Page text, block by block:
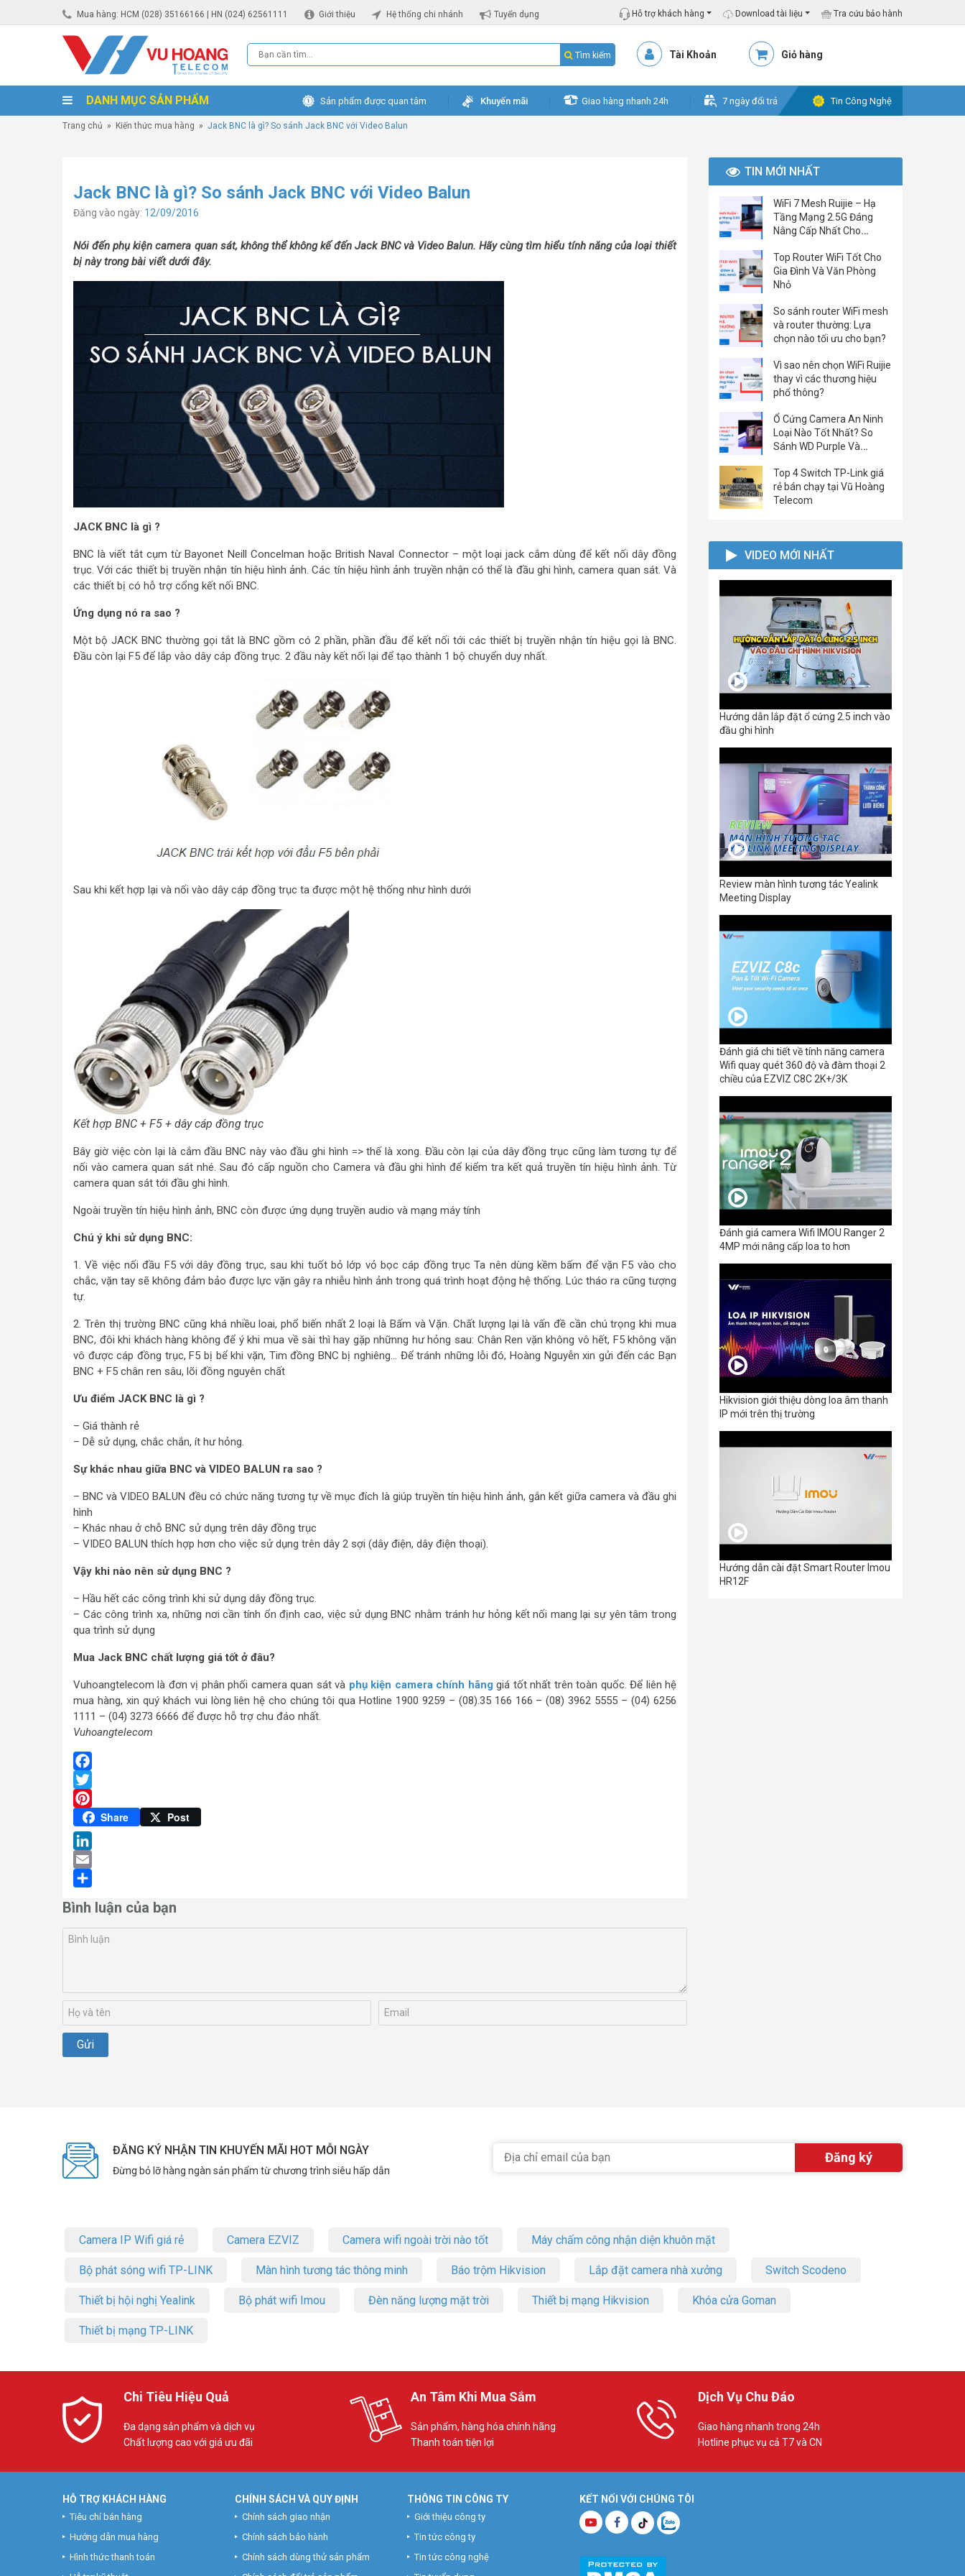
Mua hàng: HCM (028) 35166166 | HN (024) 62561111 Giới thiệu Hệ thống chi nhánh Tuyển dụng Hỗ trợ khách hàng Download tài liệu Tra cứu bảo hành
Tìm kiếm Tài Khoản Giỏ hàng
DANH MỤC SẢN PHẨM Sản phẩm được quan tâm Khuyến mãi Giao hàng nhanh 24h 7 ngày đổi trả Tin Công Nghệ
Trang chủ » Kiến thức mua hàng » Jack BNC là gì? So sánh Jack BNC với Video Balun
Jack BNC là gì? So sánh Jack BNC với Video Balun
Đăng vào ngày: 12/09/2016
Nói đến phụ kiện camera quan sát, không thể không kế đến Jack BNC và Video Balun. Hãy cùng tìm hiểu tính năng của loại thiết
bị này trong bài viết dưới đây.
JACK BNC là gì ?
BNC là viết tắt cụm từ Bayonet Neill Concelman hoặc British Naval Connector – một loại jack cắm dùng để kết nối dây đồng
trục. Với các thiết bị truyền nhận tín hiệu hình ảnh. Các tín hiệu hình ảnh truyền nhận có thể là đầu ghi hình, camera quan sát. Và
các thiết bị có hỗ trợ cổng kết nối BNC.
Ứng dụng nó ra sao ?
Một bộ JACK BNC thường gọi tắt là BNC gồm có 2 phần, phần đầu để kết nối tới các thiết bị truyền nhận tín hiệu gọi là BNC.
Đầu còn lại F5 để lắp vào dây cáp đồng trục. 2 đầu này kết nối lại để tạo thành 1 bộ chuyển duy nhất.
Sau khi kết hợp lại và nối vào dây cáp đồng trục ta được một hệ thống như hình dưới
Kết hợp BNC + F5 + dây cáp đồng trục
Bây giờ việc còn lại là cắm đầu BNC này vào đầu ghi hình => thế là xong. Đầu còn lại của dây đồng trục cũng làm tương tự để
nối vào camera quan sát nhé. Sau đó cấp nguồn cho Camera và đầu ghi hình để kiểm tra kết quả truyền tín hiệu hình ảnh. Từ
camera quan sát tới đầu ghi hình.
Ngoài truyền tín hiệu hình ảnh, BNC còn được ứng dụng truyền audio và mạng máy tính
Chú ý khi sử dụng BNC:
1. Về việc nối đầu F5 với dây đồng trục, sau khi tuốt bỏ lớp vỏ bọc cáp đồng trục Ta nên dùng kềm bấm để vặn F5 vào cho
chắc, vặn tay sẽ không đảm bảo được lực vặn gây ra nhiễu hình ảnh trong quá trình hoạt động hệ thống. Lúc tháo ra cũng tượng
tự.
2. Trên thị trường BNC cũng khá nhiều loai, phổ biến nhất 2 loại là Bấm và Vặn. Chất lượng lại là vấn đề cần chú trọng khi mua
BNC, đôi khi khách hàng không để ý khi mua về sài thì hay gặp nhữnng hư hỏng sau: Chân Ren vặn không vô hết, F5 không vặn
vô được cáp đồng trục, F5 bị bể khi vặn, Tim đồng BNC bị nghiêng… Để tránh những lỗi đó, Hoàng Nguyễn xin gửi đến các Bạn
BNC + F5 chân ren sâu, lõi đồng nguyên chất
Ưu điểm JACK BNC là gì ?
– Giá thành rẻ
– Dễ sử dụng, chắc chắn, ít hư hỏng.
Sự khác nhau giữa BNC và VIDEO BALUN ra sao ?
– BNC và VIDEO BALUN đều có chức năng tương tự về mục đích là giúp truyền tín hiệu hình ảnh, gắn kết giữa camera và đầu ghi
hình
– Khác nhau ở chỗ BNC sử dụng trên dây đồng trục
– VIDEO BALUN thích hợp hơn cho việc sử dụng trên dây 2 sợi (dây điện, dây điện thoại).
Vậy khi nào nên sử dụng BNC ?
– Hầu hết các công trình khi sử dụng dây đồng trục.
– Các công trình xa, những nơi cần tính ổn định cao, việc sử dụng BNC nhằm tránh hư hỏng kết nối mang lại sự yên tâm trong
qua trình sử dụng
Mua Jack BNC chất lượng giá tốt ở đâu?
Vuhoangtelecom là đơn vị phân phối camera quan sát và phụ kiện camera chính hãng giá tốt nhất trên toàn quốc. Để liên hệ
mua hàng, xin quý khách vui lòng liên hệ cho chúng tôi qua Hotline 1900 9259 – (08).35 166 166 – (08) 3962 5555 – (04) 6256
1111 – (04) 3273 6666 để được hỗ trợ chu đáo nhất.
Vuhoangtelecom
Facebook
Twitter
Pinterest
Share Post
LinkedIn
Email
Bình luận của bạn
TIN MỚI NHẤT
WiFi 7 Mesh Ruijie – Hạ
Tầng Mạng 2.5G Đáng
Nâng Cấp Nhất Cho
Top Router WiFi Tốt Cho
Gia Đình Và Văn Phòng
Nhỏ
So sánh router WiFi mesh
và router thường: Lựa
chọn nào tối ưu cho bạn?
Vì sao nên chọn WiFi Ruijie
thay vì các thương hiệu
phổ thông?
Ổ Cứng Camera An Ninh
Loại Nào Tốt Nhất? So
Sánh WD Purple Và
Top 4 Switch TP-Link giá
rẻ bán chạy tại Vũ Hoàng
Telecom
VIDEO MỚI NHẤT
Hướng dẫn lắp đặt ổ cứng 2.5 inch vào
đầu ghi hình
Review màn hình tương tác Yealink
Meeting Display
Đánh giá chi tiết về tính năng camera
Wifi quay quét 360 độ và đàm thoại 2
chiều của EZVIZ C8C 2K+/3K
Đánh giá camera Wifi IMOU Ranger 2
4MP mới nâng cấp loa to hơn
Hikvision giới thiệu dòng loa âm thanh
IP mới trên thị trường
Hướng dẫn cài đặt Smart Router Imou
HR12F
ĐĂNG KÝ NHẬN TIN KHUYẾN MÃI HOT MỖI NGÀY
Đừng bỏ lỡ hàng ngàn sản phẩm từ chương trình siêu hấp dẫn
Camera IP Wifi giá rẻ Camera EZVIZ Camera wifi ngoài trời nào tốt Máy chấm công nhận diện khuôn mặt
Bộ phát sóng wifi TP-LINK Màn hình tương tác thông minh Báo trộm Hikvision Lắp đặt camera nhà xưởng Switch Scodeno
Thiết bị hội nghị Yealink Bộ phát wifi Imou Đèn năng lượng mặt trời Thiết bị mạng Hikvision Khóa cửa Goman
Thiết bị mạng TP-LINK
Chi Tiêu Hiệu Quả
Đa dạng sản phẩm và dịch vụ
Chất lượng cao với giá ưu đãi
An Tâm Khi Mua Sắm
Sản phẩm, hàng hóa chính hãng
Thanh toán tiện lợi
Dịch Vụ Chu Đáo
Giao hàng nhanh trong 24h
Hotline phục vụ cả T7 và CN
KẾT NỐI VỚI CHÚNG TÔI
HỖ TRỢ KHÁCH HÀNG
Tiêu chí bán hàng
Hướng dẫn mua hàng
Hình thức thanh toán
CHÍNH SÁCH VÀ QUY ĐỊNH
Chính sách giao nhận
Chính sách bảo hành
Chính sách dùng thử sản phẩm
THÔNG TIN CÔNG TY
Giới thiệu công ty
Tin tức công ty
Tin tức công nghệ